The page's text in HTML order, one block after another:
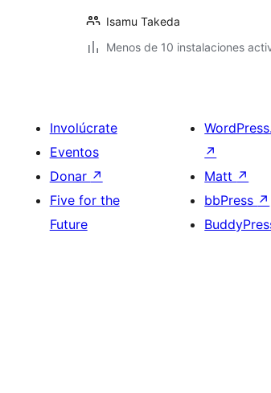
Isamu Takeda
Menos de 10 instalaciones
Involúcrate
Eventos
Donar ↗
Five for the
Future
↗
Matt ↗
bbPress ↗